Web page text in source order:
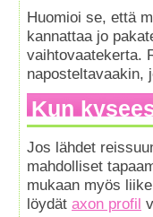
Huomioi se, että
kannattaa jo
vaihtovaatekerta.
naposteltavaakin,
Kun
Jos lähdet
mahdolliset
mukaan myös
löydät axon profil